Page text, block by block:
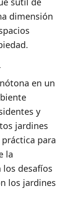
dimensión
en un
y
jardines
para
la
los desafíos
los jardines